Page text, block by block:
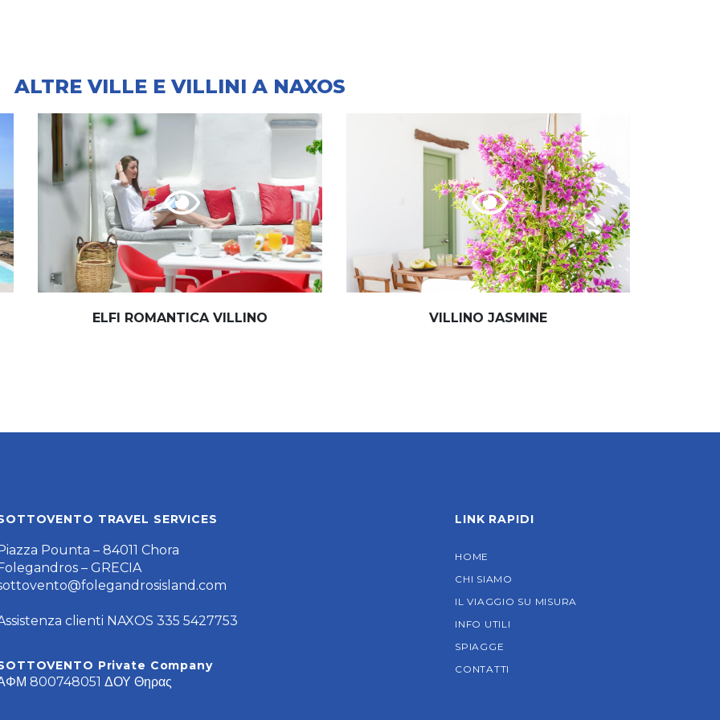
ALTRE VILLE E VILLINI A NAXOS
ELFI ROMANTICA VILLINO VILLINO JASMINE
TRAVEL SERVICES
Pounta – 84011 Chora
– GRECIA
clienti NAXOS 335 5427753
Private Company
800748051 ΔΟΥ Θηρας
LINK RAPIDI
HOME
CHI SIAMO
IL VIAGGIO SU MISURA
INFO UTILI
SPIAGGE
CONTATTI